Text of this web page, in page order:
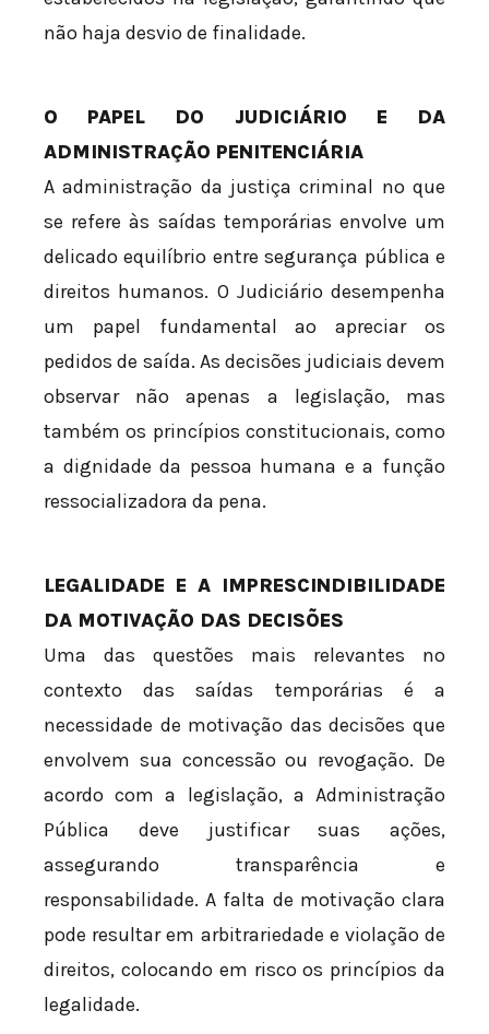
não haja desvio de finalidade.
O PAPEL DO JUDICIÁRIO E DA
ADMINISTRAÇÃO PENITENCIÁRIA
A administração da justiça criminal no que
se refere às saídas temporárias envolve um
delicado equilíbrio entre segurança pública e
direitos humanos. O Judiciário desempenha
um papel fundamental ao apreciar os
pedidos de saída. As decisões judiciais devem
observar não apenas a legislação, mas
também os princípios constitucionais, como
a dignidade da pessoa humana e a função
ressocializadora da pena.
LEGALIDADE E A IMPRESCINDIBILIDADE
DA MOTIVAÇÃO DAS DECISÕES
Uma das questões mais relevantes no
contexto das saídas temporárias é a
necessidade de motivação das decisões que
envolvem sua concessão ou revogação. De
acordo com a legislação, a Administração
Pública deve justificar suas ações,
assegurando transparência e
responsabilidade. A falta de motivação clara
pode resultar em arbitrariedade e violação de
direitos, colocando em risco os princípios da
legalidade.